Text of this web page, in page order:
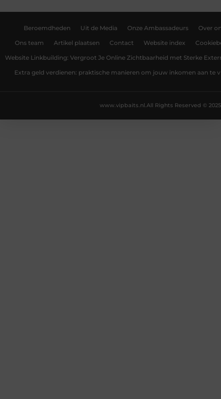
Beroemdheden Uit de Media Onze Ambassadeurs Over
Ons team Artikel plaatsen Contact Website index
Website Linkbuilding: Vergroot Je Online Zichtbaarheid met Sterke
Extra geld verdienen: praktische manieren om jouw inkomen aan te
All Rights Reserved © 2025
www.vipbaits.nl.